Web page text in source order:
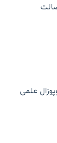
علمی